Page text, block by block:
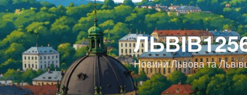
Перейти
до
вмісту
Новини Львова та